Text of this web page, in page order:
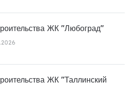
ЖК "Любоград"
ЖК "Таллинский